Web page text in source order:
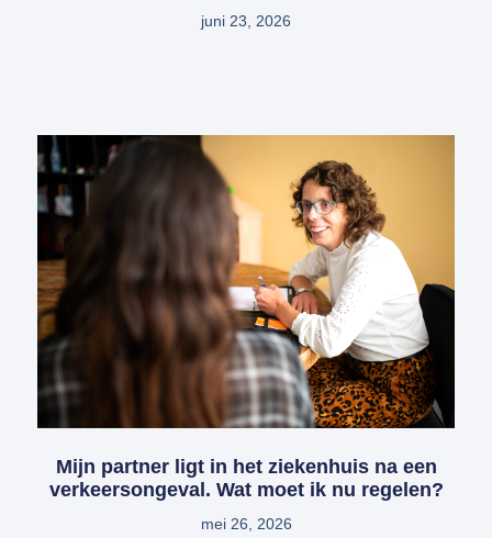
juni 23, 2026
Mijn partner ligt in het ziekenhuis na een
verkeersongeval. Wat moet ik nu regelen?
mei 26, 2026